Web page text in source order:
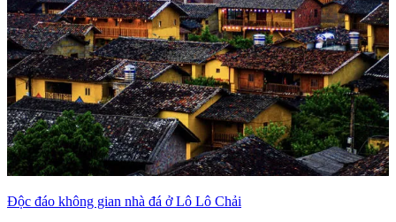
Độc đáo không gian nhà đá ở Lô Lô Chải